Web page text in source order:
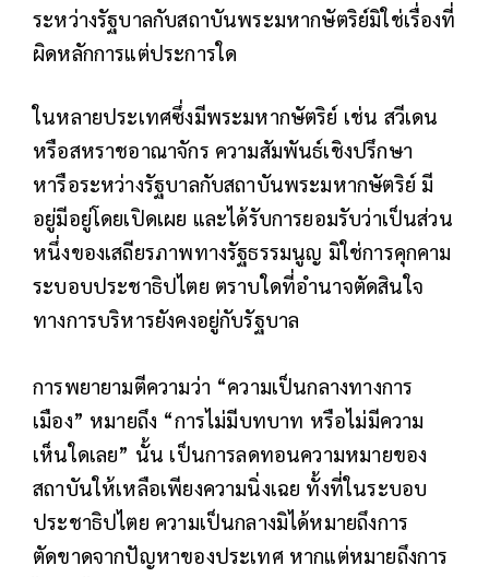
ระหว่างรัฐบาลกับสถาบันพระมหากษัตริย์มิใช่เรื่องที่
ผิดหลักการแต่ประการใด
ในหลายประเทศซึ่งมีพระมหากษัตริย์ เช่น สวีเดน
หรือสหราชอาณาจักร ความสัมพันธ์เชิงปรึกษา
หารือระหว่างรัฐบาลกับสถาบันพระมหากษัตริย์ มี
อยู่มีอยู่โดยเปิดเผย และได้รับการยอมรับว่าเป็นส่วน
หนึ่งของเสถียรภาพทางรัฐธรรมนูญ มิใช่การคุกคาม
ระบอบประชาธิปไตย ตราบใดที่อำนาจตัดสินใจ
ทางการบริหารยังคงอยู่กับรัฐบาล
การพยายามตีความว่า “ความเป็นกลางทางการ
เมือง” หมายถึง “การไม่มีบทบาท หรือไม่มีความ
เห็นใดเลย” นั้น เป็นการลดทอนความหมายของ
สถาบันให้เหลือเพียงความนิ่งเฉย ทั้งที่ในระบอบ
ประชาธิปไตย ความเป็นกลางมิได้หมายถึงการ
ตัดขาดจากปัญหาของประเทศ หากแต่หมายถึงการ